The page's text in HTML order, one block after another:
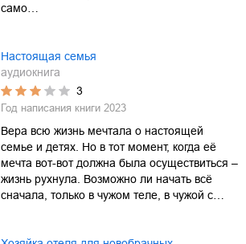
само…
Настоящая семья
аудиокнига
3
Год написания книги 2023
Вера всю жизнь мечтала о настоящей
семье и детях. Но в тот момент, когда её
мечта вот-вот должна была осуществиться –
жизнь рухнула. Возможно ли начать всё
сначала, только в чужом теле, в чужой с…